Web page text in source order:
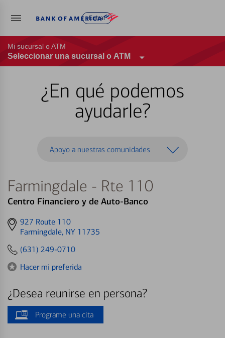
Entrar
Mi sucursal o ATM
Seleccionar una sucursal o ATM
¿En qué podemos
ayudarle?
Apoyo a nuestras comunidades
Farmingdale - Rte 110
Centro Financiero y de Auto-Banco
Get
directions
927 Route 110
Farmingdale, NY 11735
(631) 249-0710
Hacer mi preferida
¿Desea reunirse en persona?
Programe una cita